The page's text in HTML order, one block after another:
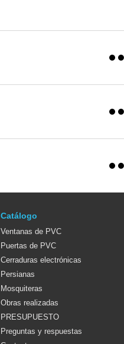
Catálogo
Ventanas de PVC
Puertas de PVC
Cerraduras electrónicas
Persianas
Mosquiteras
Obras realizadas
PRESUPUESTO
Preguntas y respuestas